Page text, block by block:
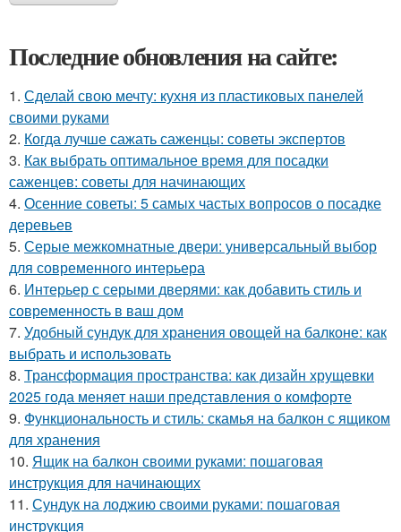
Последние обновления на сайте:
1. Сделай свою мечту: кухня из пластиковых панелей
своими руками
2. Когда лучше сажать саженцы: советы экспертов
3. Как выбрать оптимальное время для посадки
саженцев: советы для начинающих
4. Осенние советы: 5 самых частых вопросов о посадке
деревьев
5. Серые межкомнатные двери: универсальный выбор
для современного интерьера
6. Интерьер с серыми дверями: как добавить стиль и
современность в ваш дом
7. Удобный сундук для хранения овощей на балконе: как
выбрать и использовать
8. Трансформация пространства: как дизайн хрущевки
2025 года меняет наши представления о комфорте
9. Функциональность и стиль: скамья на балкон с ящиком
для хранения
10. Ящик на балкон своими руками: пошаговая
инструкция для начинающих
11. Сундук на лоджию своими руками: пошаговая
инструкция